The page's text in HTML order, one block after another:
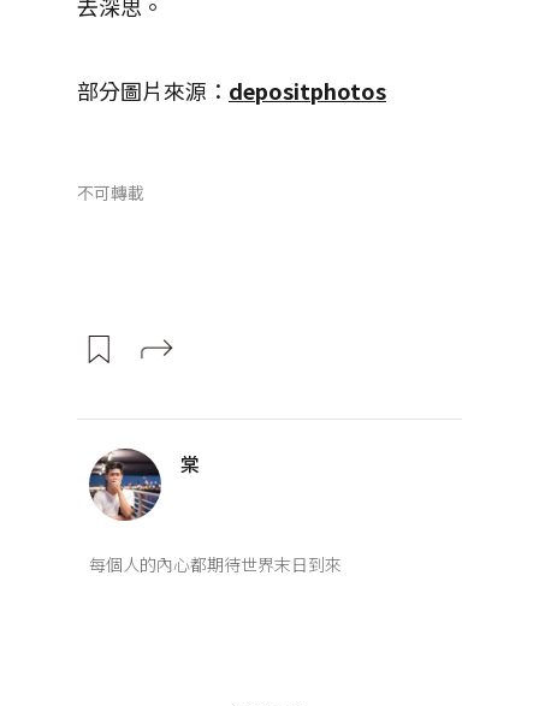
去深思。
部分圖片來源： depositphotos
不可轉載
棠
每個人的內心都期待世界末日到來